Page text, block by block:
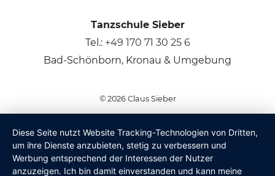
Diese Seite nutzt Website Tracking-Technologien von Dritten,
um ihre Dienste anzubieten, stetig zu verbessern und
Werbung entsprechend der Interessen der Nutzer
anzuzeigen. Ich bin damit einverstanden und kann meine
Tanzschule Sieber
Tel.: +49 170 71 30 25 6
Bad-Schönborn, Kronau & Umgebung
© 2026 Claus Sieber